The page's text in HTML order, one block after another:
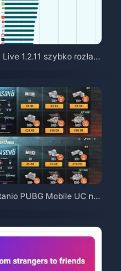
Live 1.2.11 szybko rozład
PUBG Mobile UC na
i bezpieczne doład